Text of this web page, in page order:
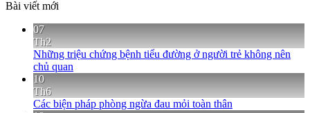
Bài viết mới
07
Th2
Những triệu chứng bệnh tiểu đường ở người trẻ không nên
chủ quan
10
Th6
Các biện pháp phòng ngừa đau mỏi toàn thân